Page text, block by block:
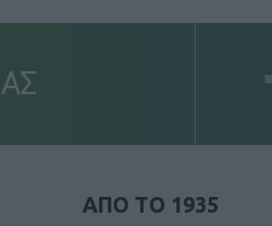
ΑΠΟ ΤΟ 1935